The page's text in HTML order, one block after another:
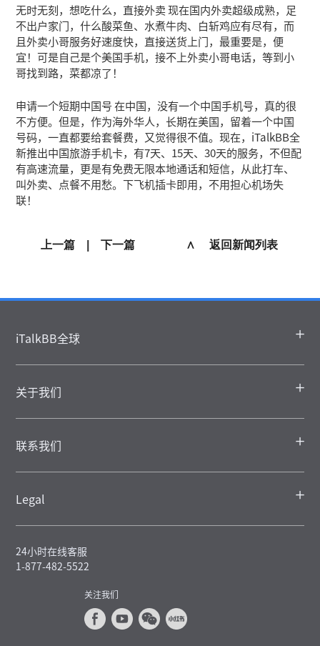
无时无刻，想吃什么，直接外卖 现在国内外卖超级成熟，足
不出户家门，什么酸菜鱼、水煮牛肉、白斩鸡应有尽有，而
且外卖小哥服务好速度快，直接送货上门，最重要是，便
宜！可是自己是个美国手机，接不上外卖小哥电话，等到小
哥找到路，菜都凉了！
申请一个短期中国号 在中国，没有一个中国手机号，真的很
不方便。但是，作为海外华人，长期在美国，留着一个中国
号码，一直都要给套餐费，又觉得很不值。现在，iTalkBB全
新推出中国旅游手机卡，有7天、15天、30天的服务，不但配
有高速流量，更是有免费无限本地通话和短信，从此打车、
叫外卖、点餐不用愁。下飞机插卡即用，不用担心机场失
联！
上一篇 |下一篇 ∧ 返回新闻列表
iTalkBB全球
关于我们
联系我们
Legal
24小时在线客服
1-877-482-5522
关注我们